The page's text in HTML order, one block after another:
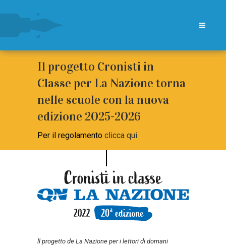
Il progetto Cronisti in
Classe per La Nazione torna
nelle scuole con la nuova
edizione 2025-2026
Per il regolamento clicca qui
ll progetto de La Nazione per i lettori di domani